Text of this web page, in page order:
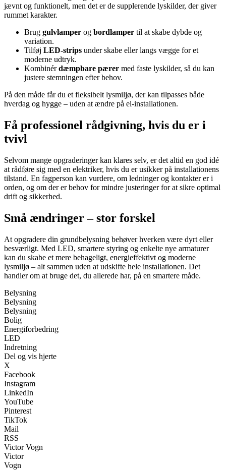
jævnt og funktionelt, men det er de supplerende lyskilder, der giver
rummet karakter.
Brug gulvlamper og bordlamper til at skabe dybde og
variation.
Tilføj LED-strips under skabe eller langs vægge for et
moderne udtryk.
Kombinérdæmpbare pærer med faste lyskilder, så du kan
justere stemningen efter behov.
På den måde får du et fleksibelt lysmiljø, der kan tilpasses både
hverdag og hygge – uden at ændre på el-installationen.
Få professionel rådgivning, hvis du er i
tvivl
Selvom mange opgraderinger kan klares selv, er det altid en god idé
at rådføre sig med en elektriker, hvis du er usikker på installationens
tilstand. En fagperson kan vurdere, om ledninger og kontakter er i
orden, og om der er behov for mindre justeringer for at sikre optimal
drift og sikkerhed.
Små ændringer – stor forskel
At opgradere din grundbelysning behøver hverken være dyrt eller
besværligt. Med LED, smartere styring og enkelte nye armaturer
kan du skabe et mere behageligt, energieffektivt og moderne
lysmiljø – alt sammen uden at udskifte hele installationen. Det
handler om at bruge det, du allerede har, på en smartere måde.
Belysning
Belysning
Belysning
Bolig
Energiforbedring
LED
Indretning
Del og vis hjerte
X
Facebook
Instagram
LinkedIn
YouTube
Pinterest
TikTok
Mail
RSS
Victor Vogn
Victor
Vogn